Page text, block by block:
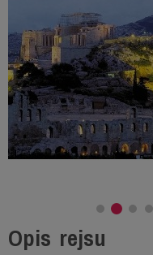
Opis rejsu